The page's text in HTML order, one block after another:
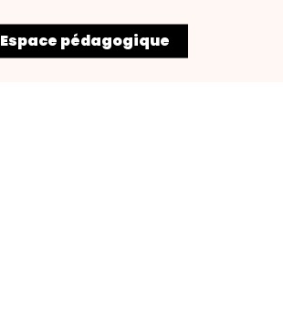
Espace pédagogique